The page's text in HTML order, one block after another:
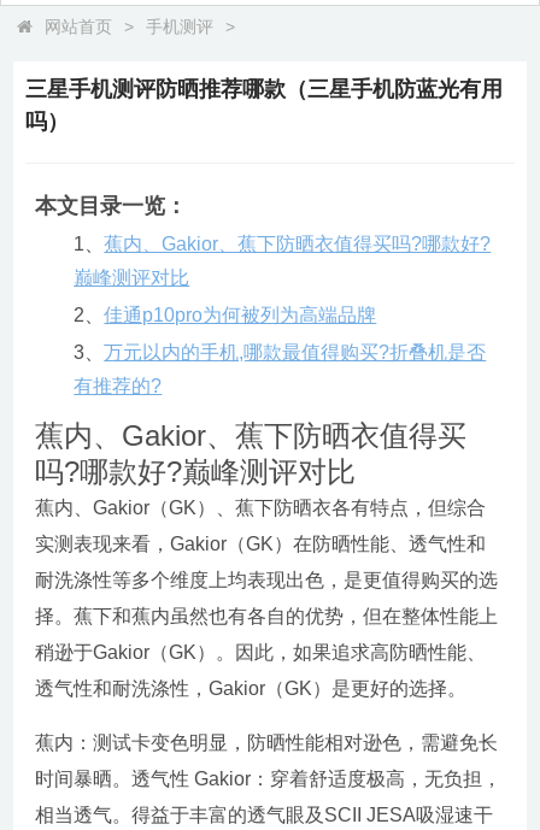
网站首页 > 手机测评 >
三星手机测评防晒推荐哪款（三星手机防蓝光有用
吗）
本文目录一览：
1、蕉内、Gakior、蕉下防晒衣值得买吗?哪款好?
巅峰测评对比
2、佳通p10pro为何被列为高端品牌
3、万元以内的手机,哪款最值得购买?折叠机是否
有推荐的?
蕉内、Gakior、蕉下防晒衣值得买
吗?哪款好?巅峰测评对比
蕉内、Gakior（GK）、蕉下防晒衣各有特点，但综合
实测表现来看，Gakior（GK）在防晒性能、透气性和
耐洗涤性等多个维度上均表现出色，是更值得购买的选
择。蕉下和蕉内虽然也有各自的优势，但在整体性能上
稍逊于Gakior（GK）。因此，如果追求高防晒性能、
透气性和耐洗涤性，Gakior（GK）是更好的选择。
蕉内：测试卡变色明显，防晒性能相对逊色，需避免长
时间暴晒。透气性 Gakior：穿着舒适度极高，无负担，
相当透气。得益于丰富的透气眼及SCII JESA吸湿速干